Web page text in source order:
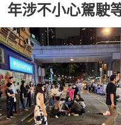
年涉不小心駕駛